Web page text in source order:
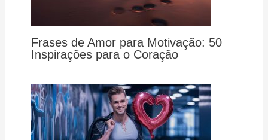
Frases de Amor para Motivação: 50
Inspirações para o Coração